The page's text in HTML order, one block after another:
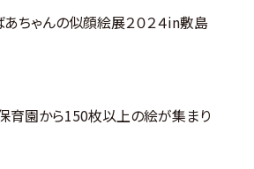
あちゃんの似顔絵展２０２４in敷島
育園から150枚以上の絵が集まり